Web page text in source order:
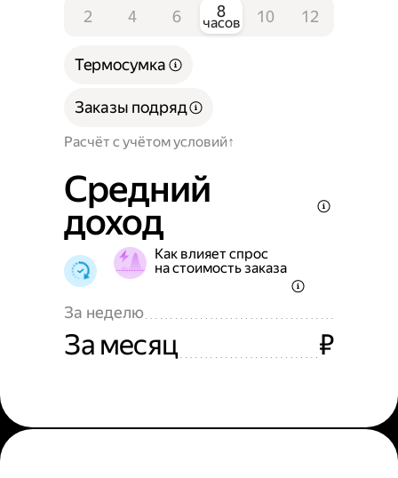
2 4 6 8
часов 10 12
Расчёт с учётом условий
Термосумка
Заказы подряд
Средний
доход
Как влияет спрос
на стоимость заказа
За неделю
За месяц ₽